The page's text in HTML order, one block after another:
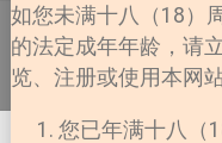
第1话
如您未满十八（18）
的法定成年年龄，请
览、注册或使用本网
您已年满十八（